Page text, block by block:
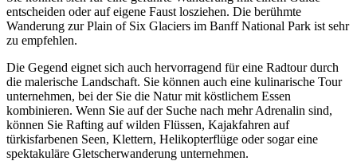
entscheiden oder auf eigene Faust losziehen. Die berühmte
Wanderung zur Plain of Six Glaciers im Banff National Park ist sehr
zu empfehlen.
Die Gegend eignet sich auch hervorragend für eine Radtour durch
die malerische Landschaft. Sie können auch eine kulinarische Tour
unternehmen, bei der Sie die Natur mit köstlichem Essen
kombinieren. Wenn Sie auf der Suche nach mehr Adrenalin sind,
können Sie Rafting auf wilden Flüssen, Kajakfahren auf
türkisfarbenen Seen, Klettern, Helikopterflüge oder sogar eine
spektakuläre Gletscherwanderung unternehmen.